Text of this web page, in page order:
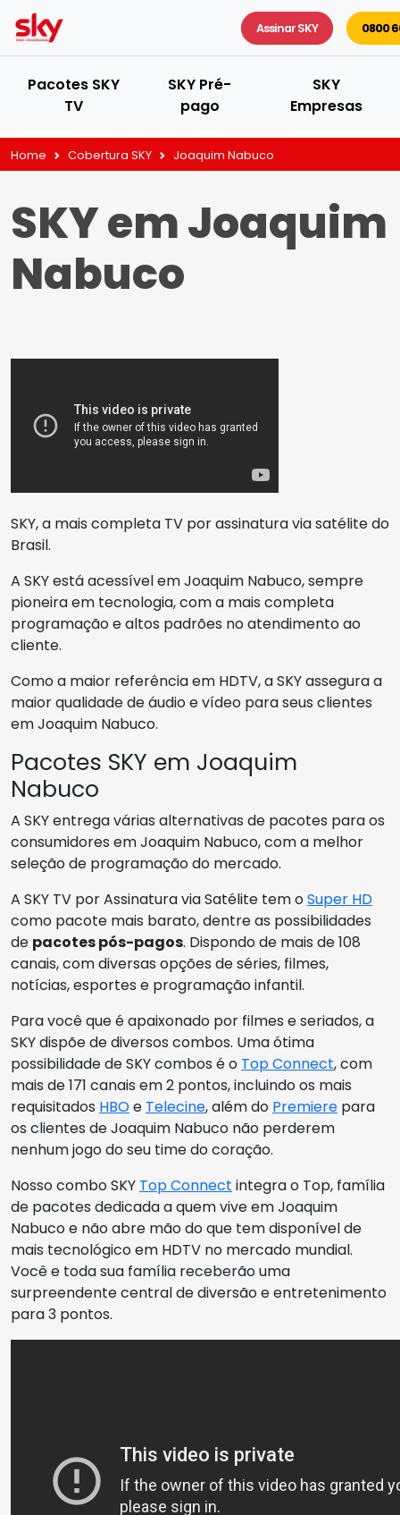
Assinar SKY 0800
Pacotes SKY
TV
SKY Pré-
pago
SKY
Empresas
Home Cobertura SKY Joaquim Nabuco
SKY em Joaquim
Nabuco
SKY, a mais completa TV por assinatura via satélite do
Brasil.
A SKY está acessível em Joaquim Nabuco, sempre
pioneira em tecnologia, com a mais completa
programação e altos padrões no atendimento ao
cliente.
Como a maior referência em HDTV, a SKY assegura a
maior qualidade de áudio e vídeo para seus clientes
em Joaquim Nabuco.
Pacotes SKY em Joaquim
Nabuco
A SKY entrega várias alternativas de pacotes para os
consumidores em Joaquim Nabuco, com a melhor
seleção de programação do mercado.
A SKY TV por Assinatura via Satélite tem oSuper HD
como pacote mais barato, dentre as possibilidades
de pacotes pós-pagos. Dispondo de mais de 108
canais, com diversas opções de séries, filmes,
notícias, esportes e programação infantil.
Para você que é apaixonado por filmes e seriados, a
SKY dispõe de diversos combos. Uma ótima
possibilidade de SKY combos é o Top Connect, com
mais de 171 canais em 2 pontos, incluindo os mais
requisitados HBOe Telecine, além do Premiere para
os clientes de Joaquim Nabuco não perderem
nenhum jogo do seu time do coração.
Nosso combo SKY Top Connect integra o Top, família
de pacotes dedicada a quem vive em Joaquim
Nabuco e não abre mão do que tem disponível de
mais tecnológico em HDTV no mercado mundial.
Você e toda sua família receberão uma
surpreendente central de diversão e entretenimento
para 3 pontos.